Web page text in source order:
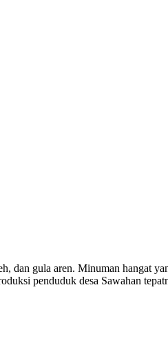
dan gula aren. Minuman hangat
penduduk desa Sawahan